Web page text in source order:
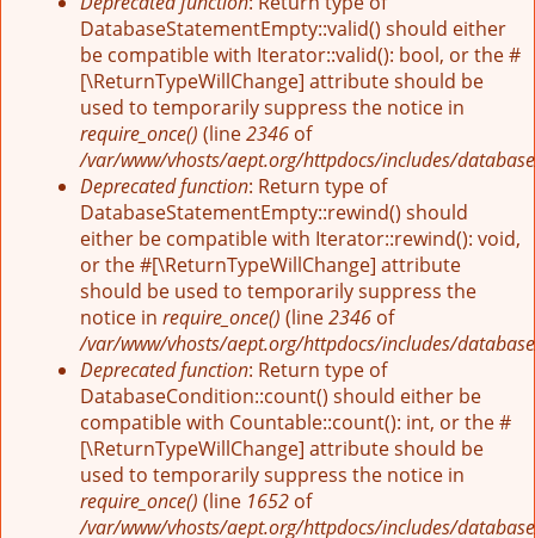
DatabaseStatementEmpty::valid() should either
be compatible with Iterator::valid(): bool, or the #
[\ReturnTypeWillChange] attribute should be
used to temporarily suppress the notice in
require_once() (line2346 of
/var/www/vhosts/aept.org/httpdocs/includes/
Deprecated function: Return type of
DatabaseStatementEmpty::rewind() should
either be compatible with Iterator::rewind(): void,
or the #[\ReturnTypeWillChange] attribute
should be used to temporarily suppress the
notice in require_once() (line2346 of
/var/www/vhosts/aept.org/httpdocs/includes/
Deprecated function: Return type of
DatabaseCondition::count() should either be
compatible with Countable::count(): int, or the #
[\ReturnTypeWillChange] attribute should be
used to temporarily suppress the notice in
require_once() (line 1652 of
/var/www/vhosts/aept.org/httpdocs/includes/